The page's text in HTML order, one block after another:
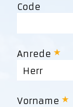
Code
Anrede
Herr
Vorname